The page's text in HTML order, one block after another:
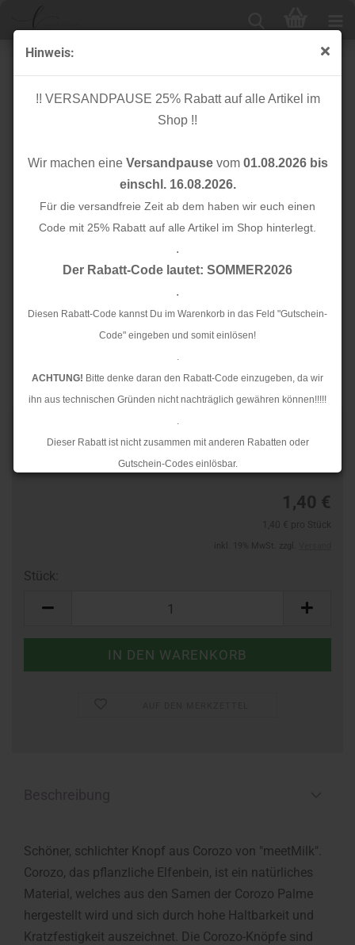
Hinweis:
!! VERSANDPAUSE 25% Rabatt auf alle Artikel im
Shop !!
Wir machen eine Versandpausevom 01.08.2026 bis
einschl. 16.08.2026.
Für die versandfreie Zeit ab dem haben wir euch einen
Code mit 25% Rabatt auf alle Artikel im Shop hinterlegt.
.
Der Rabatt-Code lautet: SOMMER2026
.
Diesen Rabatt-Code kannst Du im Warenkorb in das Feld "Gutschein-
Code" eingeben und somit einlösen!
.
ACHTUNG! Bitte denke daran den Rabatt-Code einzugeben, da wir
ihn aus technischen Gründen nicht nachträglich gewähren können!!!!!
.
Dieser Rabatt ist nicht zusammen mit anderen Rabatten oder
Gutschein-Codes einlösbar.
Ab dem 17.08.2026 versenden wir wieder wie gewohnt. Aufgrund des
Knopf Corozo - Dish - 20 mm - anchor - meetMilk
1,40 €
Stück:
Schöner, schlichter Knopf aus Corozo von "meetMilk".
Corozo, das pflanzliche Elfenbein, ist ein natürliches
Material, welches aus den Samen der Corozo Palme
hergestellt wird und sich durch hohe Haltbarkeit und
Kratzfestigkeit auszeichnet. Die Corozo-Knöpfe sind